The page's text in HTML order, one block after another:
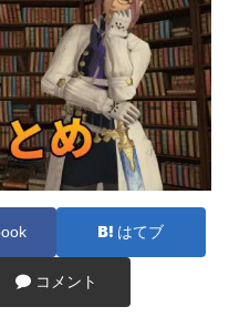
はてブ
コメント